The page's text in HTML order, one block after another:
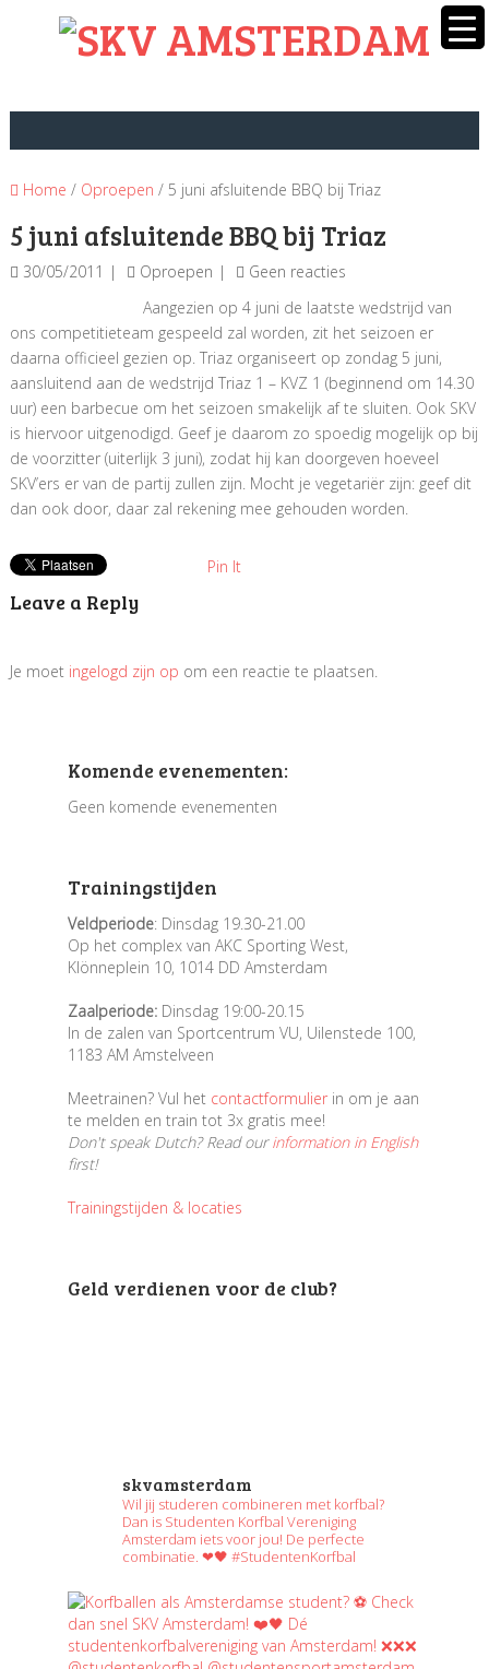
Home / Oproepen / 5 juni afsluitende BBQ bij Triaz
5 juni afsluitende BBQ bij Triaz
30/05/2011 Oproepen
Geen reacties
Aangezien op 4 juni de laatste wedstrijd van
ons competitieteam gespeeld zal worden, zit het seizoen er
daarna officieel gezien op. Triaz organiseert op zondag 5 juni,
aansluitend aan de wedstrijd Triaz 1 – KVZ 1 (beginnend om 14.30
uur) een barbecue om het seizoen smakelijk af te sluiten. Ook SKV
is hiervoor uitgenodigd. Geef je daarom zo spoedig mogelijk op bij
de voorzitter (uiterlijk 3 juni), zodat hij kan doorgeven hoeveel
SKV’ers er van de partij zullen zijn. Mocht je vegetariër zijn: geef dit
dan ook door, daar zal rekening mee gehouden worden.
Pin It
Leave a Reply
Je moet ingelogd zijn op om een reactie te plaatsen.
Komende evenementen:
Geen komende evenementen
Trainingstijden
Veldperiode: Dinsdag 19.30-21.00
Op het complex van AKC Sporting West,
Klönneplein 10, 1014 DD Amsterdam
Zaalperiode:Dinsdag 19:00-20.15
In de zalen van Sportcentrum VU, Uilenstede 100,
1183 AM Amstelveen
Meetrainen? Vul het contactformulierin om je aan
te melden en train tot 3x gratis mee!
Don't speak Dutch? Read ourinformation in English
first!
Trainingstijden & locaties
Geld verdienen voor de club?
skvamsterdam
Wil jij studeren combineren met korfbal?
Dan is Studenten Korfbal Vereniging
Amsterdam iets voor jou! De perfecte
combinatie. ❤🖤 #StudentenKorfbal